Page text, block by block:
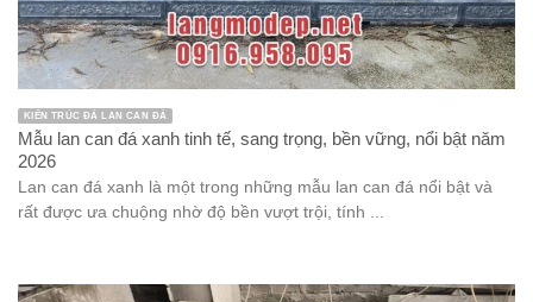
KIẾN TRÚC ĐÁ LAN CAN ĐÁ
Mẫu lan can đá xanh tinh tế, sang trọng, bền vững, nổi bật năm
2026
Lan can đá xanh là một trong những mẫu lan can đá nổi bật và
rất được ưa chuộng nhờ độ bền vượt trội, tính ...